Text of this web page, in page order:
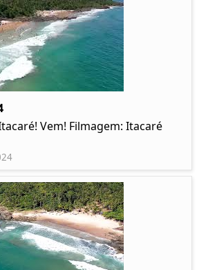
Vem! Filmagem: Itacaré